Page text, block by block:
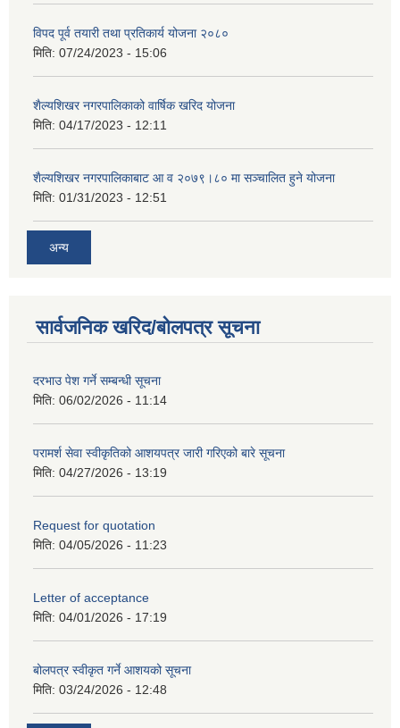
विपद पूर्व तयारी तथा प्रतिकार्य योजना २०८०
मिति: 07/24/2023 - 15:06
शैल्यशिखर नगरपालिकाको वार्षिक खरिद योजना
मिति: 04/17/2023 - 12:11
शैल्यशिखर नगरपालिकाबाट आ व २०७९।८० मा सञ्चालित हुने योजना
मिति: 01/31/2023 - 12:51
अन्य
सार्वजनिक खरिद/बोलपत्र सूचना
दरभाउ पेश गर्ने सम्बन्धी सूचना
मिति: 06/02/2026 - 11:14
परामर्श सेवा स्वीकृतिको आशयपत्र जारी गरिएको बारे सूचना
मिति: 04/27/2026 - 13:19
Request for quotation
मिति: 04/05/2026 - 11:23
Letter of acceptance
मिति: 04/01/2026 - 17:19
बोलपत्र स्वीकृत गर्ने आशयको सूचना
मिति: 03/24/2026 - 12:48